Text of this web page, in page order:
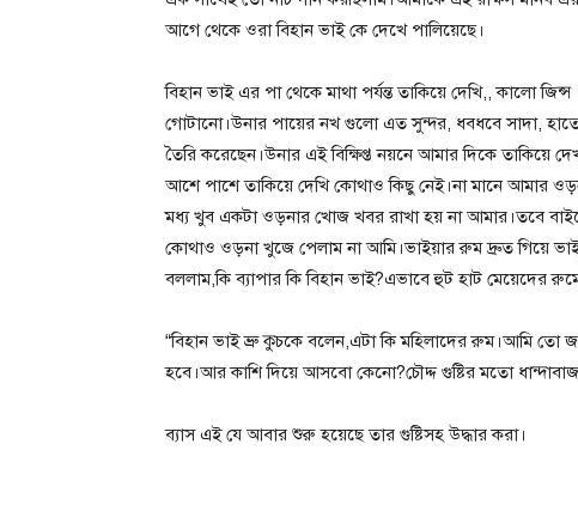
আগে থেকে ওরা বিহান ভাই কে দেখে পালিয়েছে।
বিহান ভাই এর পা থেকে মাথা পর্যন্ত তাকিয়ে দেখি,, কালো
গোটানো।উনার পায়ের নখ গুলো এত সুন্দর, ধবধবে সাদা,
তৈরি করেছেন।উনার এই বিক্ষিপ্ত নয়নে আমার দিকে তাকিয়ে
আশে পাশে তাকিয়ে দেখি কোথাও কিছু নেই।না মানে আমার
মধ্য খুব একটা ওড়নার খোজ খবর রাখা হয় না আমার।তবে
কোথাও ওড়না খুজে পেলাম না আমি।ভাইয়ার রুম দ্রুত গিয়ে
বললাম,কি ব্যাপার কি বিহান ভাই?এভাবে হুট হাট মেয়েদের
“বিহান ভাই ভ্রু কুচকে বলেন,এটা কি মহিলাদের রুম।আমি
হবে।আর কাশি দিয়ে আসবো কেনো?চৌদ্দ গুষ্টির মতো
ব্যাস এই যে আবার শুরু হয়েছে তার গুষ্টিসহ উদ্ধার করা।